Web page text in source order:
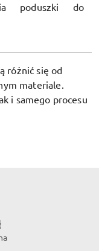
poduszki do
różnić się od
materiale.
i samego procesu